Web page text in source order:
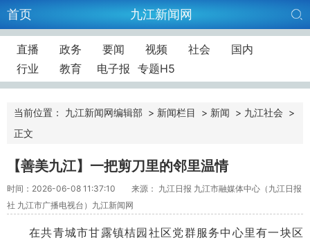
首页 九江新闻网
直播 政务 要闻 视频 社会
国内
行业
教育 电子报 专题H5
当前位置： 九江新闻网编辑部 > 新闻栏目 > 新闻 > 九江社会 >
正文
【善美九江】一把剪刀里的邻里温情
时间：2026-06-08 11:37:10
来源： 九江日报 九江市融媒体中心（九江日报
社 九江市广播电视台）九江新闻网
在共青城市甘露镇桔园社区党群服务中心里有一块区